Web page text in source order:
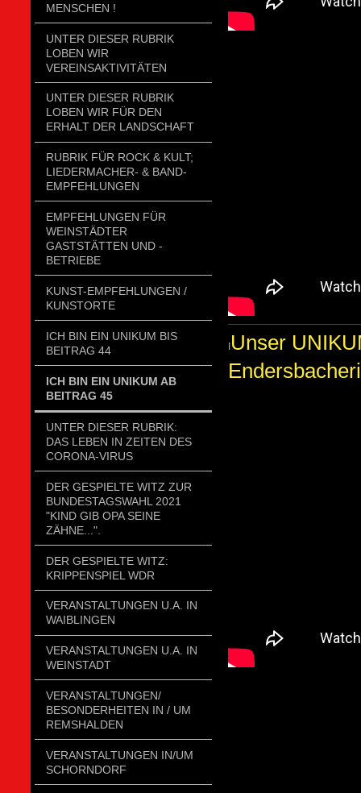
MENSCHEN !
UNTER DIESER RUBRIK
LOBEN WIR
VEREINSAKTIVITÄTEN
UNTER DIESER RUBRIK
LOBEN WIR FÜR DEN
ERHALT DER LANDSCHAFT
RUBRIK FÜR ROCK & KULT;
LIEDERMACHER- & BAND-
EMPFEHLUNGEN
EMPFEHLUNGEN FÜR
WEINSTÄDTER
GASTSTÄTTEN UND -
BETRIEBE
KUNST-EMPFEHLUNGEN /
KUNSTORTE
ICH BIN EIN UNIKUM BIS
BEITRAG 44
ICH BIN EIN UNIKUM AB
BEITRAG 45
UNTER DIESER RUBRIK:
DAS LEBEN IN ZEITEN DES
CORONA-VIRUS
DER GESPIELTE WITZ ZUR
BUNDESTAGSWAHL 2021
"KIND GIB OPA SEINE
ZÄHNE...".
DER GESPIELTE WITZ:
KRIPPENSPIEL WDR
VERANSTALTUNGEN U.A. IN
WAIBLINGEN
VERANSTALTUNGEN U.A. IN
WEINSTADT
VERANSTALTUNGEN/
BESONDERHEITEN IN / UM
REMSHALDEN
VERANSTALTUNGEN IN/UM
SCHORNDORF
Unser